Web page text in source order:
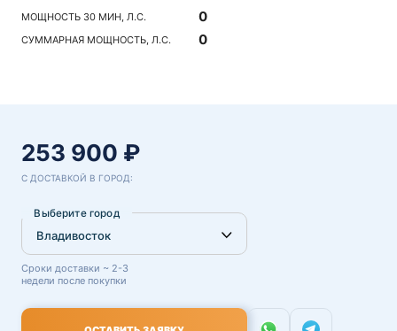
МОЩНОСТЬ 30 МИН, Л.С. 0
СУММАРНАЯ МОЩНОСТЬ, Л.С. 0
253 900 ₽
С ДОСТАВКОЙ В ГОРОД:
Выберите город
Сроки доставки ~ 2-3
недели после покупки